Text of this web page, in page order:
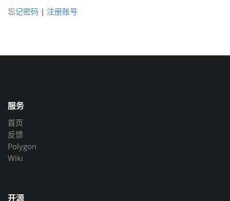
忘记密码 | 注册账号
服务
首页
反馈
Polygon
Wiki
开源